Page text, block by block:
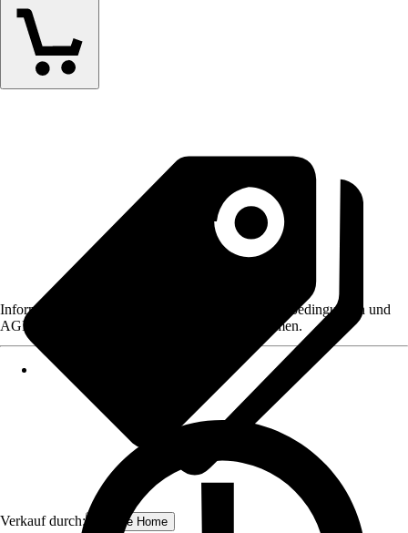
Verkauf durch: Schulte Home
Informationen des Verkäufers, wie z. B. Rückgabebedingungen und
AGB, finden Sie bei Klick auf den Verkäufernamen.